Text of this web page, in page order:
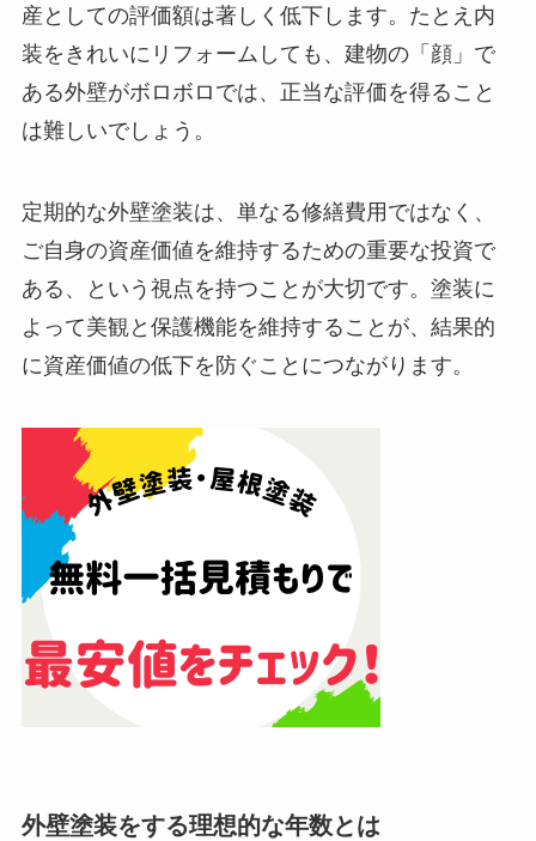
産としての評価額は著しく低下します。たとえ内
装をきれいにリフォームしても、建物の「顔」で
ある外壁がボロボロでは、正当な評価を得ること
は難しいでしょう。
定期的な外壁塗装は、単なる修繕費用ではなく、
ご自身の資産価値を維持するための重要な投資で
ある、という視点を持つことが大切です。塗装に
よって美観と保護機能を維持することが、結果的
に資産価値の低下を防ぐことにつながります。
外壁塗装をする理想的な年数とは